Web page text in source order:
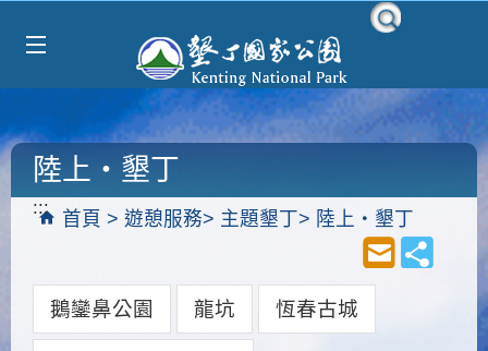
:::
首頁 遊憩服務 主題墾丁 陸上‧墾丁
陸上‧墾丁
鵝鑾鼻公園 龍坑 恆春古城